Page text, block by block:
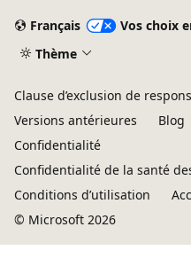
Français
Vos choix
Thème
Clause d’exclusion de
Versions antérieures
Blog
Confidentialité
Confidentialité de la santé
Conditions d’utilisation
© Microsoft 2026